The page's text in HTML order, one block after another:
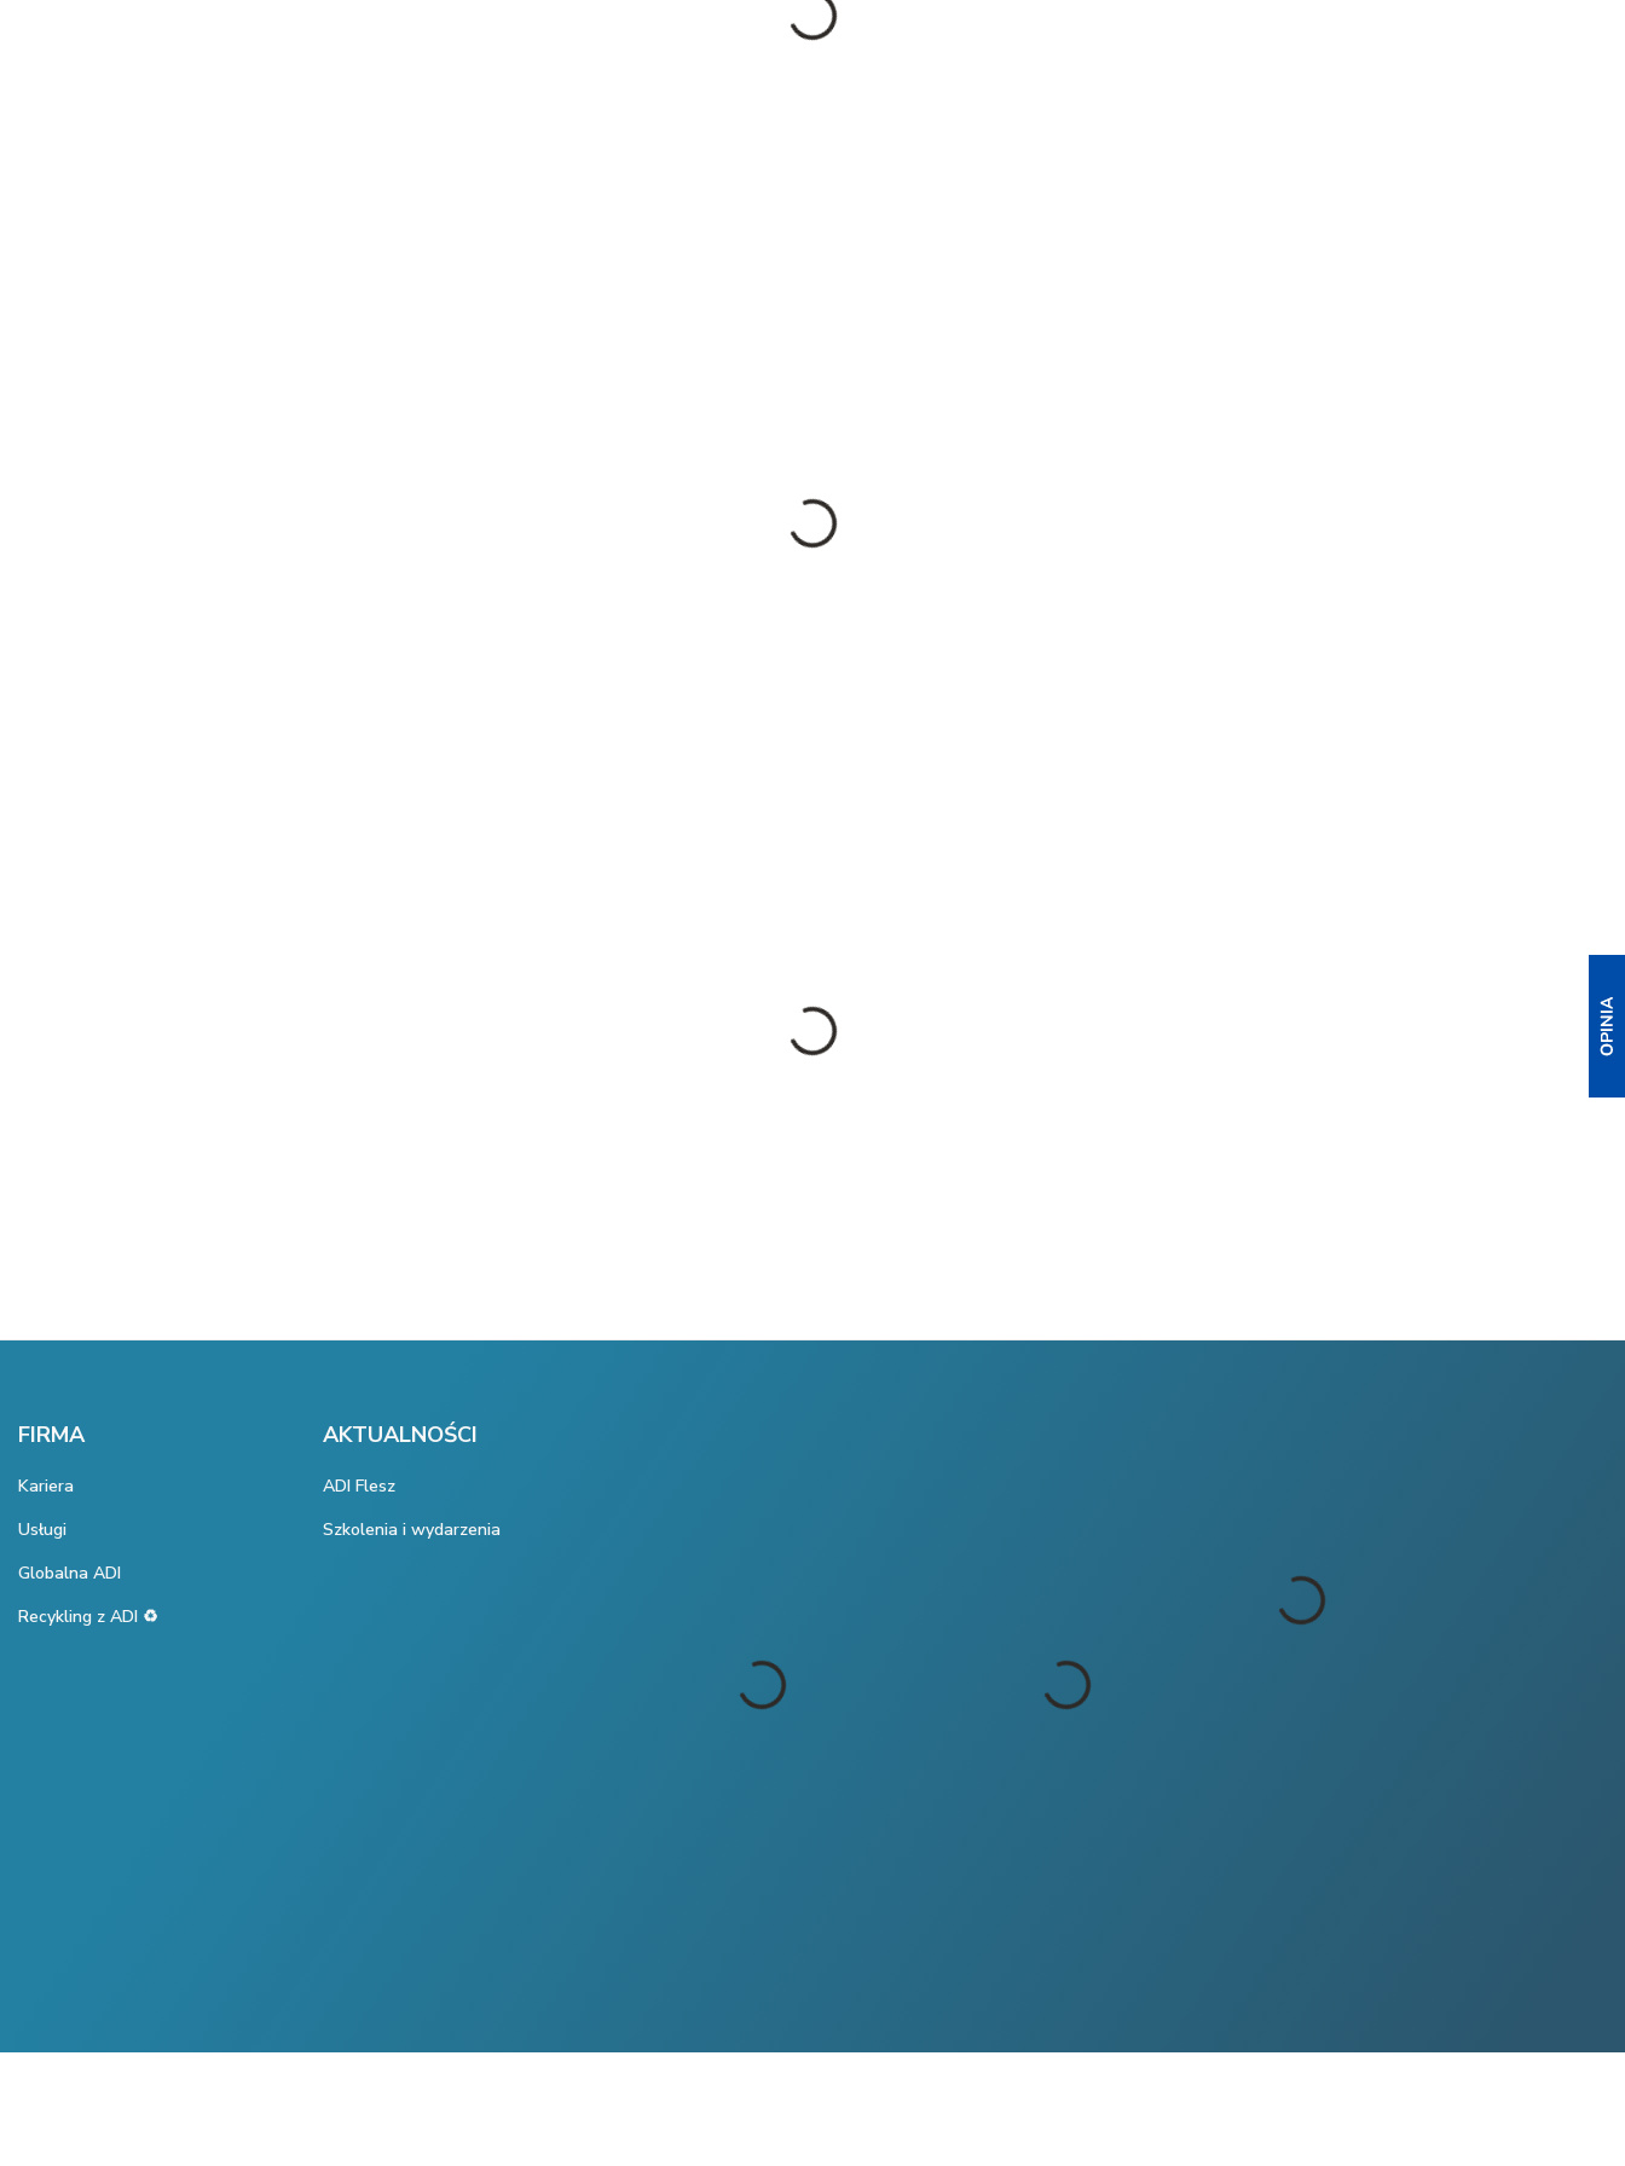
FIRMA
Kariera
Usługi
Globalna ADI
Recykling z ADI ♻️
AKTUALNOŚCI
ADI Flesz
Szkolenia i wydarzenia